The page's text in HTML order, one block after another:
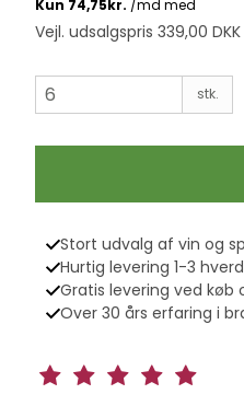
Vejl. udsalgspris 339,00 DKK
stk.
Stort udvalg af vin og
Hurtig levering 1-3
Gratis levering ved køb
Over 30 års erfaring i